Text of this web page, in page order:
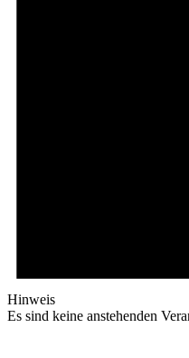
Hinweis
Es sind keine anstehenden